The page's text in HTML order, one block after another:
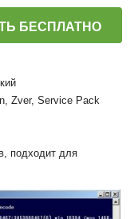
БЕСПЛАТНО
Zver, Service Pack
подходит для